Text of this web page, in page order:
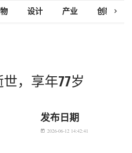
设计 产业 创新研究
chevron_right
世，享年77岁
发布日期
today 2026-06-12 14:42:41